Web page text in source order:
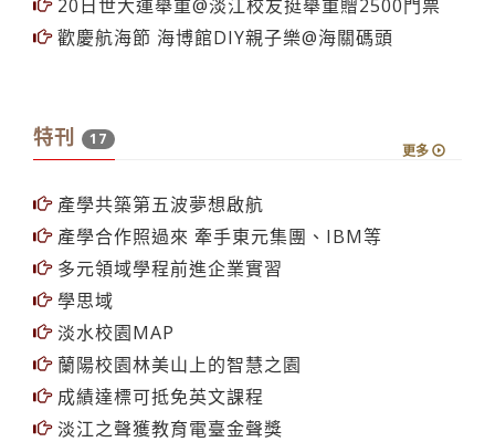
20日世大運舉重@淡江校友挺舉重贈2500門票
歡慶航海節 海博館DIY親子樂@海關碼頭
特刊 17
更多
產學共築第五波夢想啟航
產學合作照過來 牽手東元集團、IBM等
多元領域學程前進企業實習
學思域
淡水校園MAP
蘭陽校園林美山上的智慧之園
成績達標可抵免英文課程
淡江之聲獲教育電臺金聲獎